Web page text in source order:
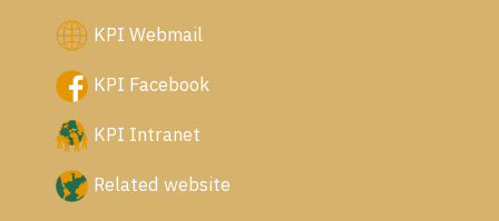
KPI Webmail
KPI Facebook
KPI Intranet
Related website